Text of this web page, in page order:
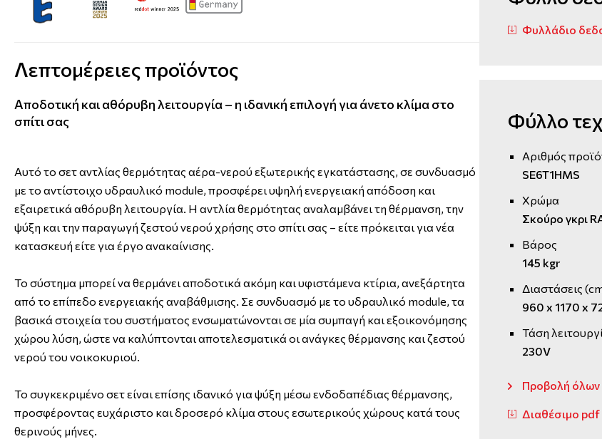
Λεπτομέρειες προϊόντος
Αποδοτική και αθόρυβη λειτουργία – η ιδανική επιλογή για άνετο κλίμα στο
σπίτι σας
Αυτό το σετ αντλίας θερμότητας αέρα-νερού εξωτερικής εγκατάστασης, σε συνδυασμό
με το αντίστοιχο υδραυλικό module, προσφέρει υψηλή ενεργειακή απόδοση και
εξαιρετικά αθόρυβη λειτουργία. Η αντλία θερμότητας αναλαμβάνει τη θέρμανση, την
ψύξη και την παραγωγή ζεστού νερού χρήσης στο σπίτι σας – είτε πρόκειται για νέα
κατασκευή είτε για έργο ανακαίνισης.
Το σύστημα μπορεί να θερμάνει αποδοτικά ακόμη και υφιστάμενα κτίρια, ανεξάρτητα
από το επίπεδο ενεργειακής αναβάθμισης. Σε συνδυασμό με το υδραυλικό module, τα
βασικά στοιχεία του συστήματος ενσωματώνονται σε μία συμπαγή και εξοικονόμησης
χώρου λύση, ώστε να καλύπτονται αποτελεσματικά οι ανάγκες θέρμανσης και ζεστού
νερού του νοικοκυριού.
Το συγκεκριμένο σετ είναι επίσης ιδανικό για ψύξη μέσω ενδοδαπέδιας θέρμανσης,
προσφέροντας ευχάριστο και δροσερό κλίμα στους εσωτερικούς χώρους κατά τους
θερινούς μήνες.
Φυλλάδιο
Φύλλο
Αριθμός
SE6T1HMS
Χρώμα
Σκούρο γκρι
Βάρος
145 kgr
Διαστάσεις
960 x 1170 x
Τάση
230V
Προβολή όλων
Διαθέσιμο pdf